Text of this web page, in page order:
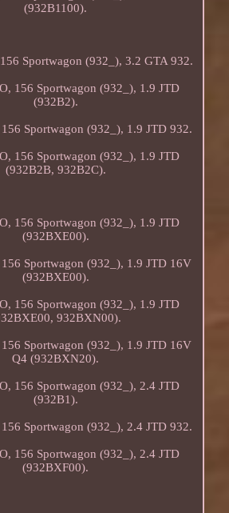
(932B1100).
Sportwagon (932_), 3.2 GTA 932.
156 Sportwagon (932_), 1.9 JTD
(932B2).
Sportwagon (932_), 1.9 JTD 932.
156 Sportwagon (932_), 1.9 JTD
(932B2B, 932B2C).
156 Sportwagon (932_), 1.9 JTD
(932BXE00).
Sportwagon (932_), 1.9 JTD 16V
(932BXE00).
156 Sportwagon (932_), 1.9 JTD
932BXN00).
Sportwagon (932_), 1.9 JTD 16V
Q4 (932BXN20).
156 Sportwagon (932_), 2.4 JTD
(932B1).
Sportwagon (932_), 2.4 JTD 932.
156 Sportwagon (932_), 2.4 JTD
(932BXF00).